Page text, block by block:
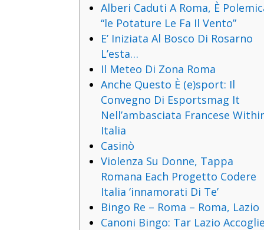
Alberi Caduti A Roma, È
“le Potature Le Fa Il Vento”
E’ Iniziata Al Bosco Di Rosarno
L’esta…
Il Meteo Di Zona Roma
Anche Questo È (e)sport: Il
Convegno Di Esportsmag It
Nell’ambasciata Francese
Italia
Casinò
Violenza Su Donne, Tappa
Romana Each Progetto Codere
Italia ‘innamorati Di Te’
Bingo Re – Roma – Roma, Lazio
Canoni Bingo: Tar Lazio Accoglie